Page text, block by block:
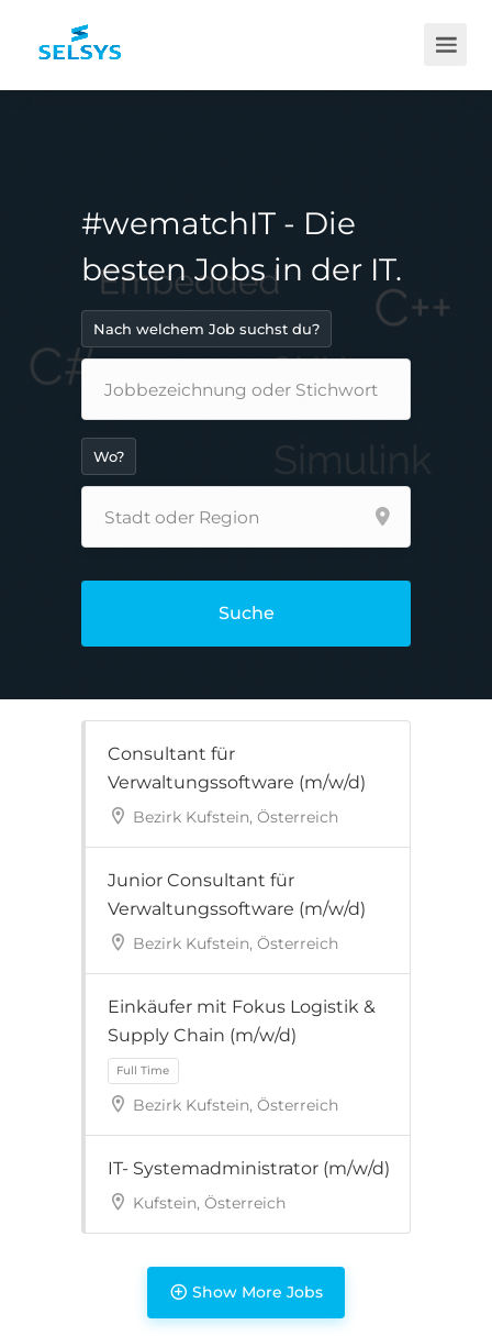
#wematchIT - Die
besten Jobs in der IT.
Nach welchem Job suchst du?
Wo?
Suche
Consultant für
Verwaltungssoftware (m/w/d)
Bezirk Kufstein, Österreich
Junior Consultant für
Verwaltungssoftware (m/w/d)
Bezirk Kufstein, Österreich
Einkäufer mit Fokus Logistik &
Supply Chain (m/w/d)
Bezirk Kufstein, Österreich
IT- Systemadministrator (m/w/d)
Kufstein, Österreich
Show More Jobs